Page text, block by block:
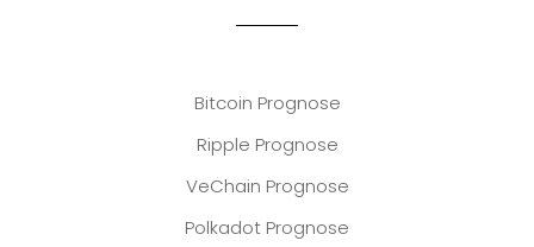
Bitcoin Prognose
Ripple Prognose
VeChain Prognose
Polkadot Prognose